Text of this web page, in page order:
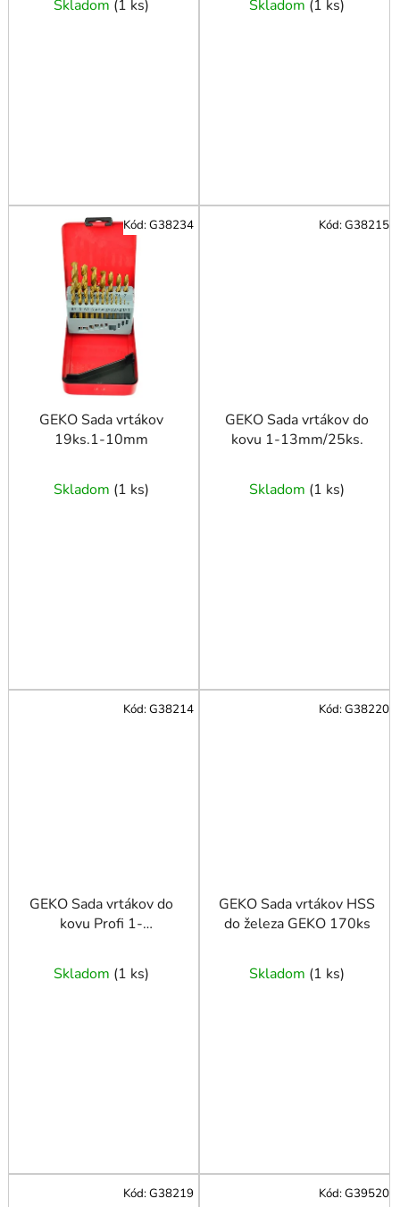
Skladom (1 ks) Skladom (1 ks)
GEKO Sada vrtákov
19ks.1-10mm
Skladom (1 ks)
Kód:G38234
GEKO Sada vrtákov do
kovu 1-13mm/25ks.
Skladom (1 ks)
Kód:G38215
GEKO Sada vrtákov do
kovu Profi 1-
Skladom (1 ks)
Kód:G38214
GEKO Sada vrtákov HSS
do železa GEKO 170ks
Skladom (1 ks)
Kód:G38220
Kód:G38219 Kód:G39520